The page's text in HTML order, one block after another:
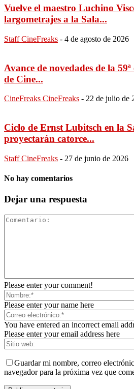
Vuelve el maestro Luchino
largometrajes a la Sala...
Staff CineFreaks - 4 de agosto de 2026
Avance de novedades de la
de Cine...
CineFreaks CineFreaks - 22 de julio de
Ciclo de Ernst Lubitsch en la
proyectarán catorce...
Staff CineFreaks - 27 de junio de 2026
No hay comentarios
Dejar una respuesta
Please enter your comment!
Please enter your name here
You have entered an incorrect email
Please enter your email address here
Guardar mi nombre, correo
navegador para la próxima vez que